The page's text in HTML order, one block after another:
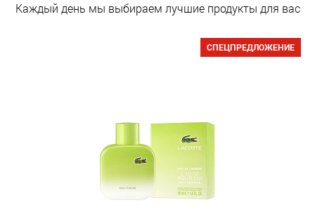
Каждый день мы выбираем лучшие продукты для вас
СПЕЦПРЕДЛОЖЕНИЕ